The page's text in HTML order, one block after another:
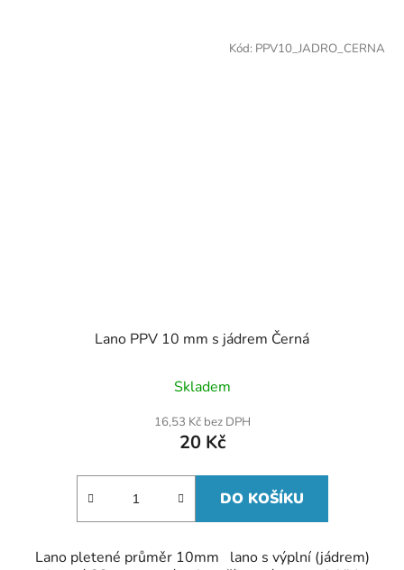
Lano PPV 10 mm s jádrem Černá
Skladem
16,53 Kč bez DPH
20 Kč
DO KOŠÍKU
Lano pletené průměr 10mm lano s výplní (jádrem)
Kód: PPV10_JADRO_CERNA